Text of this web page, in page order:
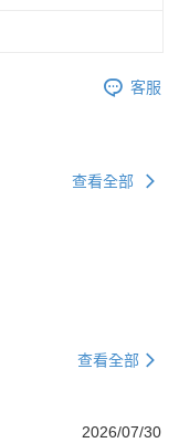
客服
查看全部
查看全部
2026/07/30